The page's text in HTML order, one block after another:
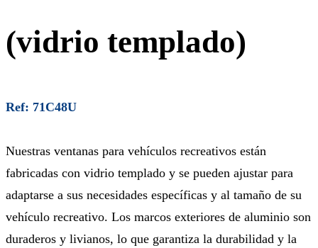
(vidrio templado)
Ref: 71C48U
Nuestras ventanas para vehículos recreativos están
fabricadas con vidrio templado y se pueden ajustar para
adaptarse a sus necesidades específicas y al tamaño de su
vehículo recreativo. Los marcos exteriores de aluminio son
duraderos y livianos, lo que garantiza la durabilidad y la